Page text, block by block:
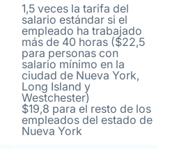
1,5 veces la tarifa del
salario estándar si el
empleado ha trabajado
más de 40 horas ($22,5
para personas con
salario mínimo en la
ciudad de Nueva York,
Long Island y
Westchester)
$19,8 para el resto de los
empleados del estado de
Nueva York